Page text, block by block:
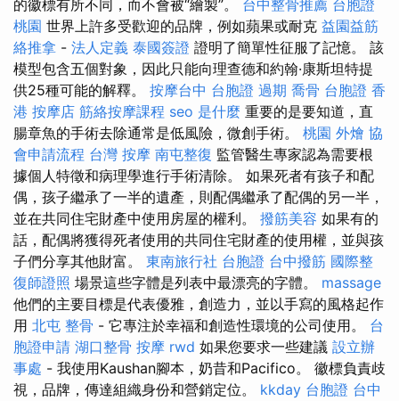
的徽標有所不同，而不會被“繪製”。 台中整骨推薦 台胞證
桃園 世界上許多受歡迎的品牌，例如蘋果或耐克 益園益筋
絡推拿 - 法人定義 泰國簽證 證明了簡單性征服了記憶。 該
模型包含五個對象，因此只能向理查德和約翰·康斯坦特提
供25種可能的解釋。 按摩台中 台胞證 過期 喬骨 台胞證 香
港 按摩店 筋絡按摩課程 seo 是什麼 重要的是要知道，直
腸章魚的手術去除通常是低風險，微創手術。 桃園 外燴 協
會申請流程 台灣 按摩 南屯整復 監管醫生專家認為需要根
據個人特徵和病理學進行手術清除。 如果死者有孩子和配
偶，孩子繼承了一半的遺產，則配偶繼承了配偶的另一半，
並在共同住宅財產中使用房屋的權利。 撥筋美容 如果有的
話，配偶將獲得死者使用的共同住宅財產的使用權，並與孩
子們分享其他財富。 東南旅行社 台胞證 台中撥筋 國際整
復師證照 場景這些字體是列表中最漂亮的字體。 massage
他們的主要目標是代表優雅，創造力，並以手寫的風格起作
用 北屯 整骨 - 它專注於幸福和創造性環境的公司使用。 台
胞證申請 湖口整骨 按摩 rwd 如果您要求一些建議 設立辦
事處 - 我使用Kaushan腳本，奶昔和Pacifico。 徽標負責歧
視，品牌，傳達組織身份和營銷定位。 kkday 台胞證 台中